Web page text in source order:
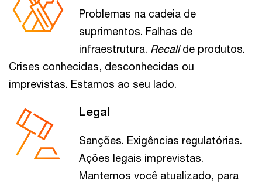
Problemas na cadeia de
suprimentos. Falhas de
infraestrutura. Recallde produtos.
Crises conhecidas, desconhecidas ou
imprevistas. Estamos ao seu lado.
Legal
Sanções. Exigências regulatórias.
Ações legais imprevistas.
Mantemos você atualizado, para